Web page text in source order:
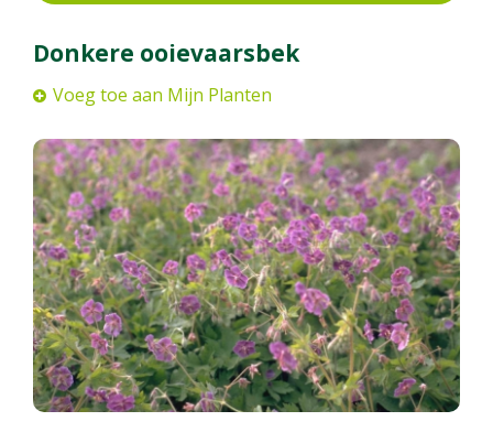
Donkere ooievaarsbek
Voeg toe aan Mijn Planten